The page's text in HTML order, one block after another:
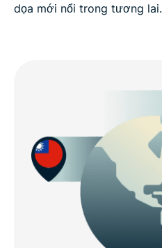
dọa mới nổi trong tương lai.